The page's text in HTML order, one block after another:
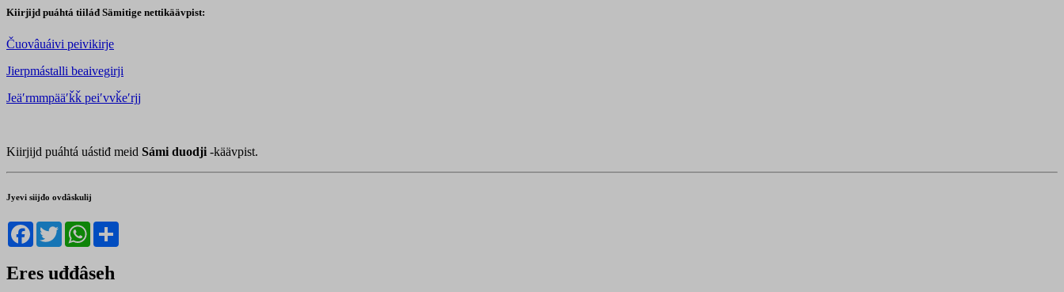
Kiirjijd puáhtá tiiláđ Sämitige nettikäävpist:
Čuovâuáivi peivikirje
Jierpmástalli beaivegirji
Jeäʹrmmpääʹǩǩ peiʹvvǩeʹrjj
Kiirjijd puáhtá uástiđ meid Sámi duodji -käävpist.
Jyevi siijđo ovdâskulij
Facebook
TwitterWhatsApp
Eres uđđâseh